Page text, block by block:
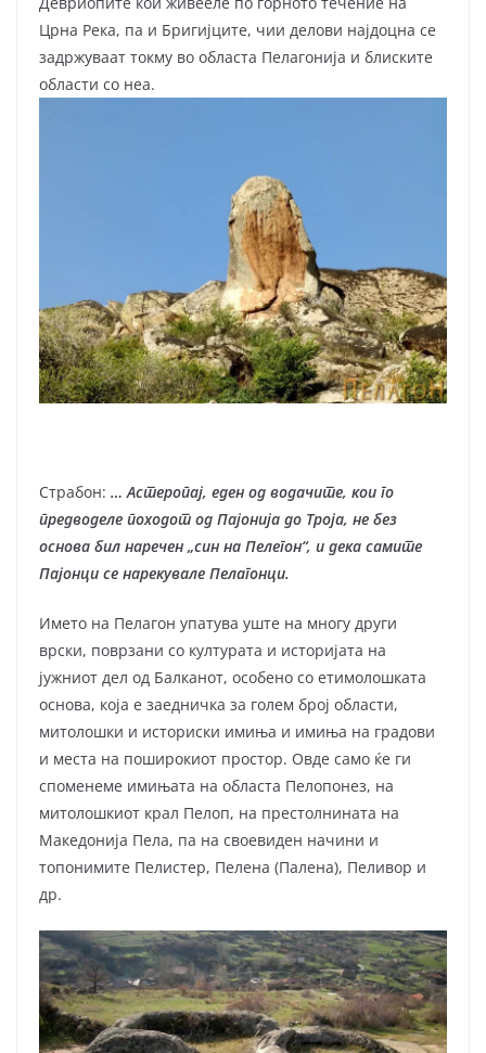
Црна Река, па и Бригијците, чии делови најдоцна се
задржуваат токму во областа Пелагонија и блиските
области со неа.
Страбон: … Астеропај, еден од водачите, кои го
предводеле походот од Пајонија до Троја, не без
основа бил наречен „син на Пелегон“, и дека самите
Пајонци се нарекувале Пелагонци.
Името на Пелагон упатува уште на многу други
врски, поврзани со културата и историјата на
јужниот дел од Балканот, особено со етимолошката
основа, која е заедничка за голем број области,
митолошки и историски имиња и имиња на градови
и места на поширокиот простор. Овде само ќе ги
споменеме имињата на областа Пелопонез, на
митолошкиот крал Пелоп, на престолнината на
Македонија Пела, па на своевиден начини и
топонимите Пелистер, Пелена (Палена), Пеливор и
др.